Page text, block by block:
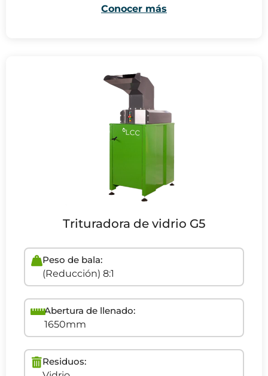
Conocer más
Trituradora de vidrio G5
Peso de bala:
(Reducción) 8:1
Abertura de llenado:
1650mm
Residuos: